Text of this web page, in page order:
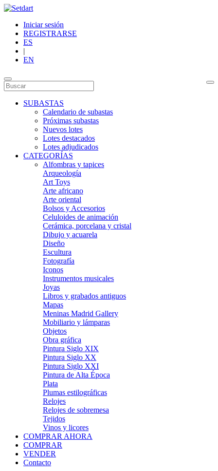
Iniciar sesión
REGISTRARSE
ES
|
EN
SUBASTAS
Calendario de subastas
Próximas subastas
Nuevos lotes
Lotes destacados
Lotes adjudicados
CATEGORÍAS
Alfombras y tapices
Arqueología
Art Toys
Arte africano
Arte oriental
Bolsos y Accesorios
Celuloides de animación
Cerámica, porcelana y cristal
Dibujo y acuarela
Diseño
Escultura
Fotografía
Iconos
Instrumentos musicales
Joyas
Libros y grabados antiguos
Mapas
Meninas Madrid Gallery
Mobiliario y lámparas
Objetos
Obra gráfica
Pintura Siglo XIX
Pintura Siglo XX
Pintura Siglo XXI
Pintura de Alta Época
Plata
Plumas estilográficas
Relojes
Relojes de sobremesa
Tejidos
Vinos y licores
COMPRAR AHORA
COMPRAR
VENDER
Contacto